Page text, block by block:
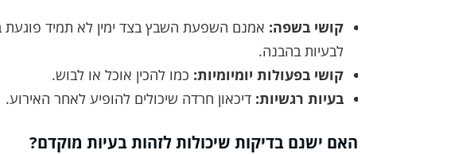
קושי בשפה: אמנם השפעת השבץ בצד ימין לא תמיד פוגעת
לבעיות בהבנה.
קושי בפעולות יומיומיות: כמו להכין אוכל או לבוש.
בעיות רגשיות: דיכאון חרדה שיכולים להופיע לאחר האירוע.
האם ישנם בדיקות שיכולות לזהות בעיות מוקדם?